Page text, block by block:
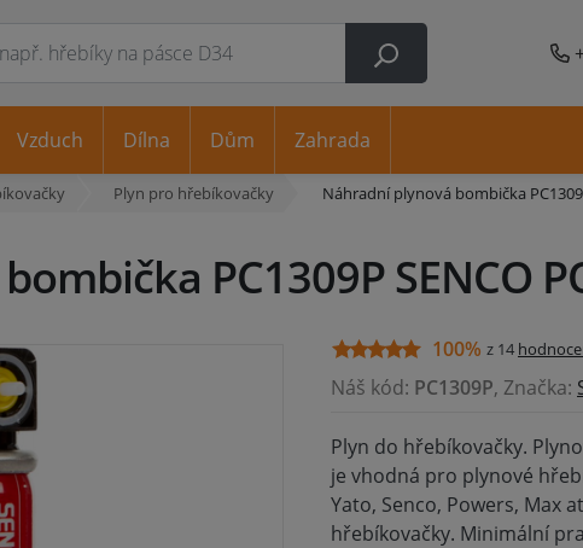
Plyn pro hřebíkovačky Náhradní plynová bombička
PC1309P SENCO
100% z 14
Náš kód: PC1309P, Značka:
Plyn do hřebíkovačky.
je vhodná pro plynové
Yato, Senco, Powers, Max
hřebíkovačky. Minimální
Vzduch Dílna Dům Zahrada